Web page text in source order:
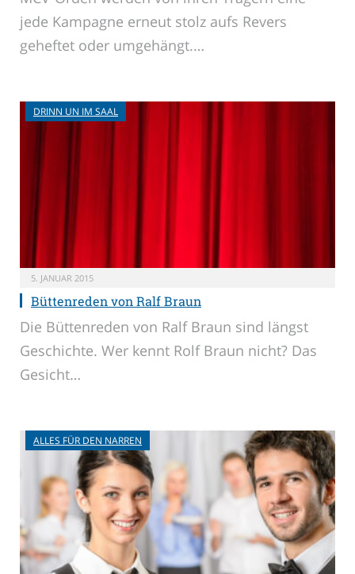
jede Kampagne erneut stolz aufs Revers
geheftet oder umgehängt.…
DRINN UN IM SAAL
5. JANUAR 2015
Büttenreden von Ralf Braun
Die Büttenreden von Ralf Braun sind längst
Geschichte. Wer kennt Rolf Braun nicht? Das
Gesicht…
ALLES FÜR DEN NARREN